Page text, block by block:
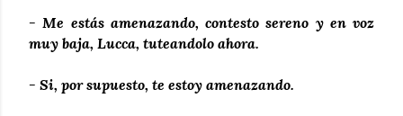
- Me estás amenazando, contesto sereno y en voz
muy baja, Lucca, tuteandolo ahora.
- Si, por supuesto, te estoy amenazando.